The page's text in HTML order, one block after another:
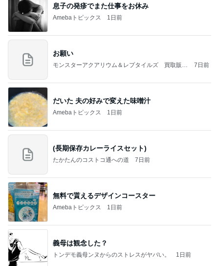
息子の発疹でまた仕事をお休み
Amebaトピックス 1日前
お願い
モンスターアクアリウム＆レプタイルズ 買取販売
7日前
だいた 夫の好みで変えた味噌汁
Amebaトピックス 1日前
(長期保存カレーライスセット)
たかたんのコストコ通への道 7日前
無料で貰えるデザインコースター
Amebaトピックス 1日前
義母は観念した？
トンデモ義母ンヌからのストレスがヤバい。 1日前